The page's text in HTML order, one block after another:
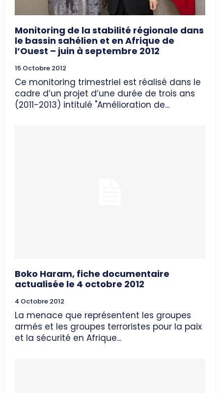
Monitoring de la stabilité régionale dans
le bassin sahélien et en Afrique de
l’Ouest – juin à septembre 2012
15 Octobre 2012
Ce monitoring trimestriel est réalisé dans le
cadre d’un projet d’une durée de trois ans
(2011-2013) intitulé "Amélioration de...
Boko Haram, fiche documentaire
actualisée le 4 octobre 2012
4 Octobre 2012
La menace que représentent les groupes
armés et les groupes terroristes pour la paix
et la sécurité en Afrique...